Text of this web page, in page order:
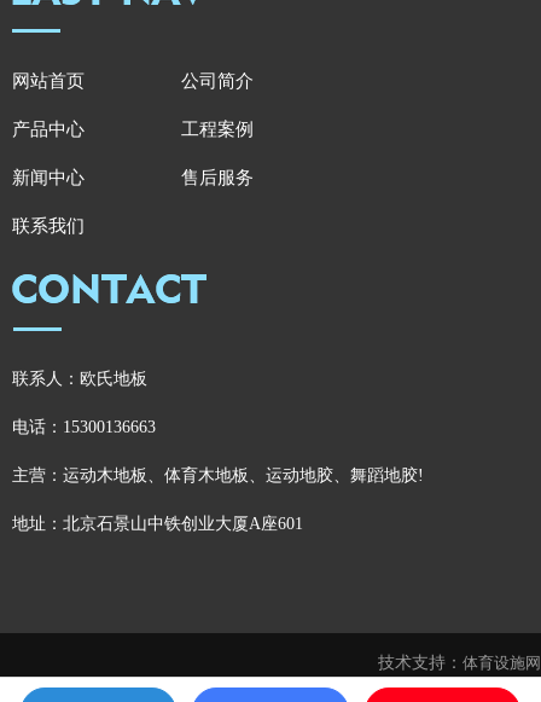
网站首页 公司简介
产品中心 工程案例
新闻中心 售后服务
联系我们
联系人：欧氏地板
电话：15300136663
主营：运动木地板、体育木地板、运动地胶、舞蹈地胶!
地址：北京石景山中铁创业大厦A座601
技术支持： 体育设施网